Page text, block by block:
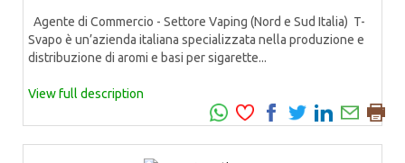
Agente di Commercio - Settore Vaping (Nord e Sud Italia) T-
Svapo è un’azienda italiana specializzata nella produzione e
distribuzione di aromi e basi per sigarette...
View full description